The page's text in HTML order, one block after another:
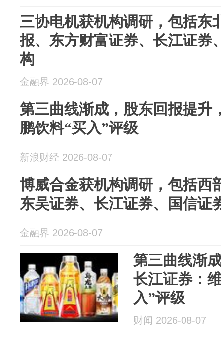
三协电机获机构调研，包括东
报、东方财富证券、长江证券
构
金融界 2026-08-07
第三曲线渐成，股东回报提升
鹏饮料“买入”评级
新浪财经 2026-08-07
博威合金获机构调研，包括西
东吴证券、长江证券、国信证
金融界 2026-08-07
第三曲线渐
长江证券：
入”评级
财闻 2026-08-07